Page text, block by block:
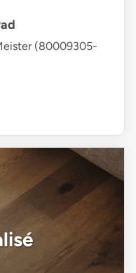
(80009305-